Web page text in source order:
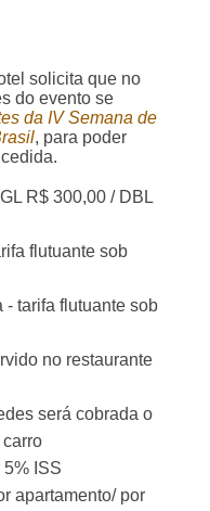
solicita que no
do evento se
da IV Semana de
, para poder
R$ 300,00 / DBL
flutuante sob
- tarifa flutuante sob
no restaurante
será cobrada o
5% ISS
apartamento/ por